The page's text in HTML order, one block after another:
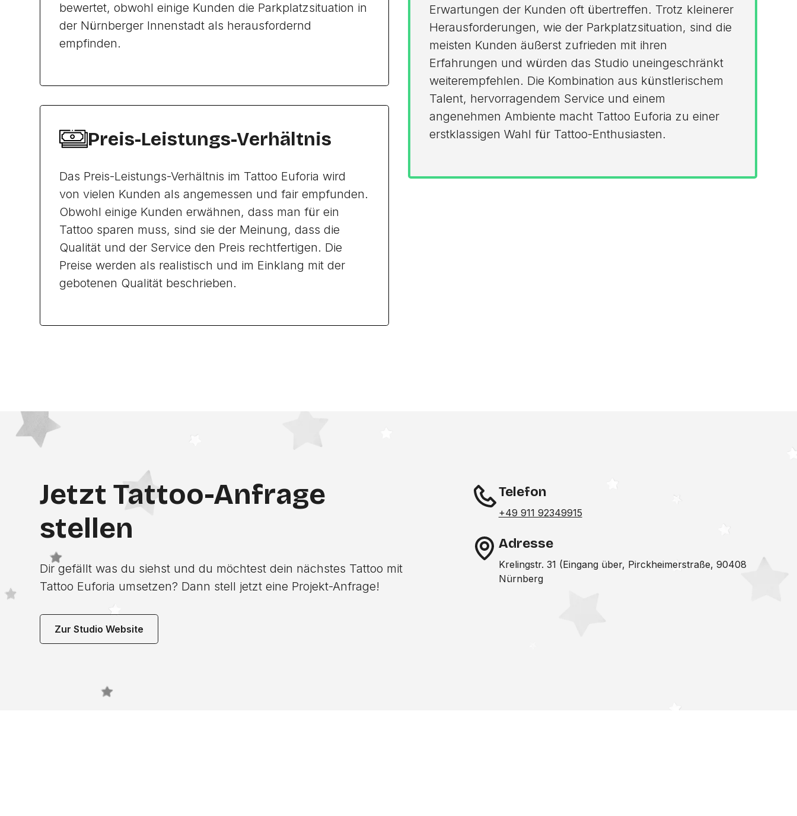
bewertet, obwohl einige Kunden die Parkplatzsituation in
der Nürnberger Innenstadt als herausfordernd
empfinden.
Preis-Leistungs-Verhältnis
Das Preis-Leistungs-Verhältnis im Tattoo Euforia wird
von vielen Kunden als angemessen und fair empfunden.
Obwohl einige Kunden erwähnen, dass man für ein
Tattoo sparen muss, sind sie der Meinung, dass die
Qualität und der Service den Preis rechtfertigen. Die
Preise werden als realistisch und im Einklang mit der
gebotenen Qualität beschrieben.
Erwartungen der Kunden oft übertreffen. Trotz kleinerer
Herausforderungen, wie der Parkplatzsituation, sind die
meisten Kunden äußerst zufrieden mit ihren
Erfahrungen und würden das Studio uneingeschränkt
weiterempfehlen. Die Kombination aus künstlerischem
Talent, hervorragendem Service und einem
angenehmen Ambiente macht Tattoo Euforia zu einer
erstklassigen Wahl für Tattoo-Enthusiasten.
Jetzt Tattoo-Anfrage
stellen
Dir gefällt was du siehst und du möchtest dein nächstes Tattoo mit
Tattoo Euforia umsetzen? Dann stell jetzt eine Projekt-Anfrage!
Zur Studio Website
Telefon
+49 911 92349915
Adresse
Krelingstr. 31 (Eingang über, Pirckheimerstraße, 90408
Nürnberg